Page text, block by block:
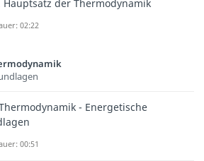
Hauptsatz der Thermodynamik
02:22
- Energetische
00:51